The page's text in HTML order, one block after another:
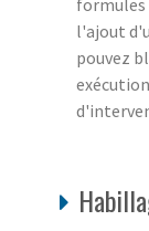
formules
l'ajout
pouvez